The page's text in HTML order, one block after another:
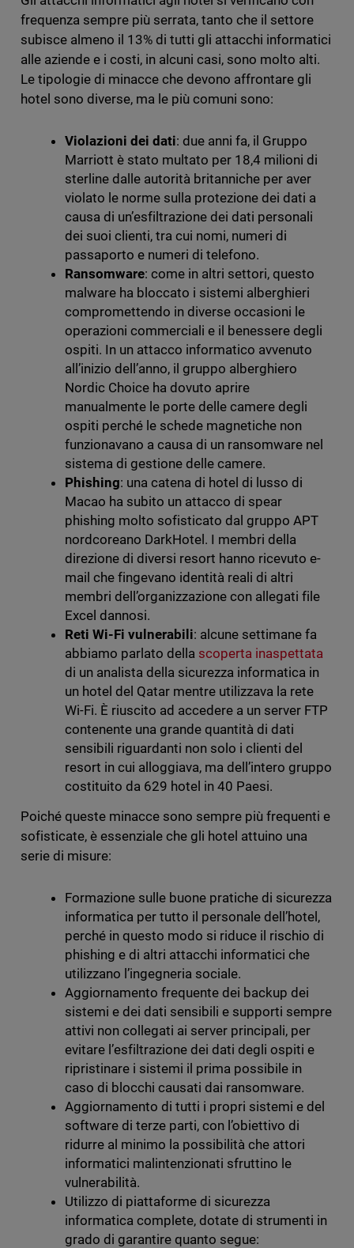
frequenza sempre più serrata, tanto che il settore
subisce almeno il 13% di tutti gli attacchi informatici
alle aziende e i costi, in alcuni casi, sono molto alti.
Le tipologie di minacce che devono affrontare gli
hotel sono diverse, ma le più comuni sono:
Violazioni dei dati: due anni fa, il Gruppo
Marriott è stato multato per 18,4 milioni di
sterline dalle autorità britanniche per aver
violato le norme sulla protezione dei dati a
causa di un’esfiltrazione dei dati personali
dei suoi clienti, tra cui nomi, numeri di
passaporto e numeri di telefono.
Ransomware: come in altri settori, questo
malware ha bloccato i sistemi alberghieri
compromettendo in diverse occasioni le
operazioni commerciali e il benessere degli
ospiti. In un attacco informatico avvenuto
all’inizio dell’anno, il gruppo alberghiero
Nordic Choice ha dovuto aprire
manualmente le porte delle camere degli
ospiti perché le schede magnetiche non
funzionavano a causa di un ransomware nel
sistema di gestione delle camere.
Phishing: una catena di hotel di lusso di
Macao ha subito un attacco di spear
phishing molto sofisticato dal gruppo APT
nordcoreano DarkHotel. I membri della
direzione di diversi resort hanno ricevuto e-
mail che fingevano identità reali di altri
membri dell’organizzazione con allegati file
Excel dannosi.
Reti Wi-Fi vulnerabili: alcune settimane fa
abbiamo parlato della scoperta inaspettata
di un analista della sicurezza informatica in
un hotel del Qatar mentre utilizzava la rete
Wi-Fi. È riuscito ad accedere a un server FTP
contenente una grande quantità di dati
sensibili riguardanti non solo i clienti del
resort in cui alloggiava, ma dell’intero gruppo
costituito da 629 hotel in 40 Paesi.
Poiché queste minacce sono sempre più frequenti e
sofisticate, è essenziale che gli hotel attuino una
serie di misure:
Formazione sulle buone pratiche di sicurezza
informatica per tutto il personale dell’hotel,
perché in questo modo si riduce il rischio di
phishing e di altri attacchi informatici che
utilizzano l’ingegneria sociale.
Aggiornamento frequente dei backup dei
sistemi e dei dati sensibili e supporti sempre
attivi non collegati ai server principali, per
evitare l’esfiltrazione dei dati degli ospiti e
ripristinare i sistemi il prima possibile in
caso di blocchi causati dai ransomware.
Aggiornamento di tutti i propri sistemi e del
software di terze parti, con l’obiettivo di
ridurre al minimo la possibilità che attori
informatici malintenzionati sfruttino le
vulnerabilità.
Utilizzo di piattaforme di sicurezza
informatica complete, dotate di strumenti in
grado di garantire quanto segue: